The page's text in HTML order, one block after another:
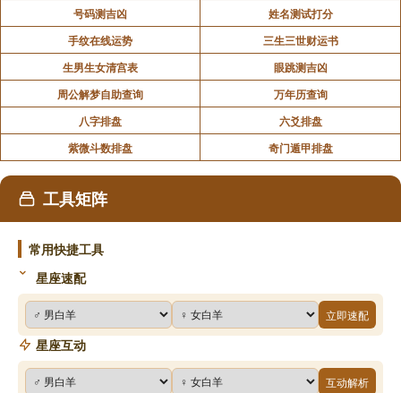
号码测吉凶
姓名测试打分
手纹在线运势
三生三世财运书
生男生女清宫表
眼跳测吉凶
周公解梦自助查询
万年历查询
八字排盘
六爻排盘
紫微斗数排盘
奇门遁甲排盘
工具矩阵
常用快捷工具
星座速配
立即速配
星座互动
互动解析